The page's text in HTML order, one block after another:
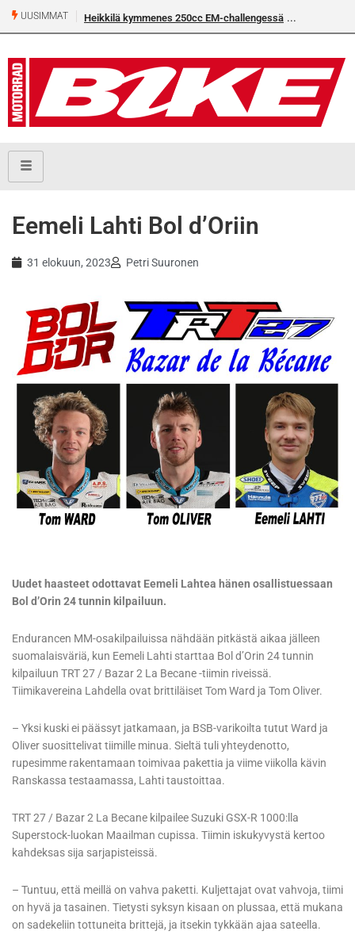
UUSIMMAT Heikkilä kymmenes 250cc EM-challengessä
Eemeli Lahti Bol d’Oriin
31 elokuun, 2023 Petri Suuronen
Uudet haasteet odottavat Eemeli Lahtea hänen osallistuessaan
Bol d’Orin 24 tunnin kilpailuun.
Endurancen MM-osakilpailuissa nähdään pitkästä aikaa jälleen
suomalaisväriä, kun Eemeli Lahti starttaa Bol d’Orin 24 tunnin
kilpailuun TRT 27 / Bazar 2 La Becane -tiimin riveissä.
Tiimikavereina Lahdella ovat brittiläiset Tom Ward ja Tom Oliver.
– Yksi kuski ei päässyt jatkamaan, ja BSB-varikoilta tutut Ward ja
Oliver suosittelivat tiimille minua. Sieltä tuli yhteydenotto,
rupesimme rakentamaan toimivaa pakettia ja viime viikolla kävin
Ranskassa testaamassa, Lahti taustoittaa.
TRT 27 / Bazar 2 La Becane kilpailee Suzuki GSX-R 1000:lla
Superstock-luokan Maailman cupissa. Tiimin iskukyvystä kertoo
kahdeksas sija sarjapisteissä.
– Tuntuu, että meillä on vahva paketti. Kuljettajat ovat vahvoja, tiimi
on hyvä ja tasainen. Tietysti syksyn kisaan on plussaa, että mukana
on sadekeliin tottuneita brittejä, ja itsekin tykkään ajaa sateella.